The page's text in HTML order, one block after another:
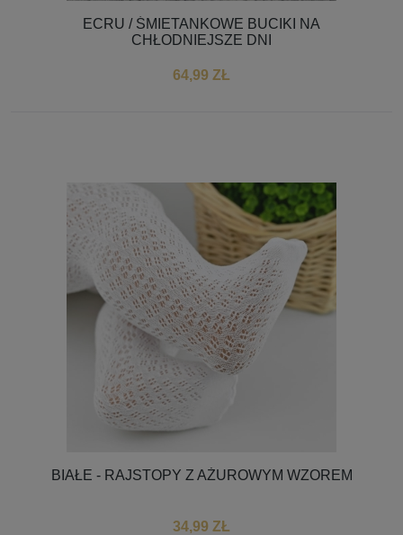
ECRU / ŚMIETANKOWE BUCIKI NA
CHŁODNIEJSZE DNI
64,99 ZŁ
BIAŁE - RAJSTOPY Z AŻUROWYM WZOREM
34,99 ZŁ